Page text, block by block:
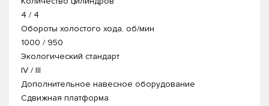
4 / 4
Обороты холостого хода, об/мин
1000 / 950
Экологический стандарт
IV / III
Дополнительное навесное оборудование
Сдвижная платформа